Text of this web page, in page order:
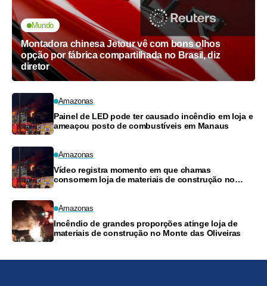
Mundo
Montadora chinesa Jetour vê com bons olhos
opção por fábrica compartilhada no Brasil, diz
diretor
Amazonas
Painel de LED pode ter causado incêndio em loja e
ameaçou posto de combustíveis em Manaus
Amazonas
Vídeo registra momento em que chamas
consomem loja de materiais de construção no
Amazonas
Incêndio de grandes proporções atinge loja de
materiais de construção no Monte das Oliveiras